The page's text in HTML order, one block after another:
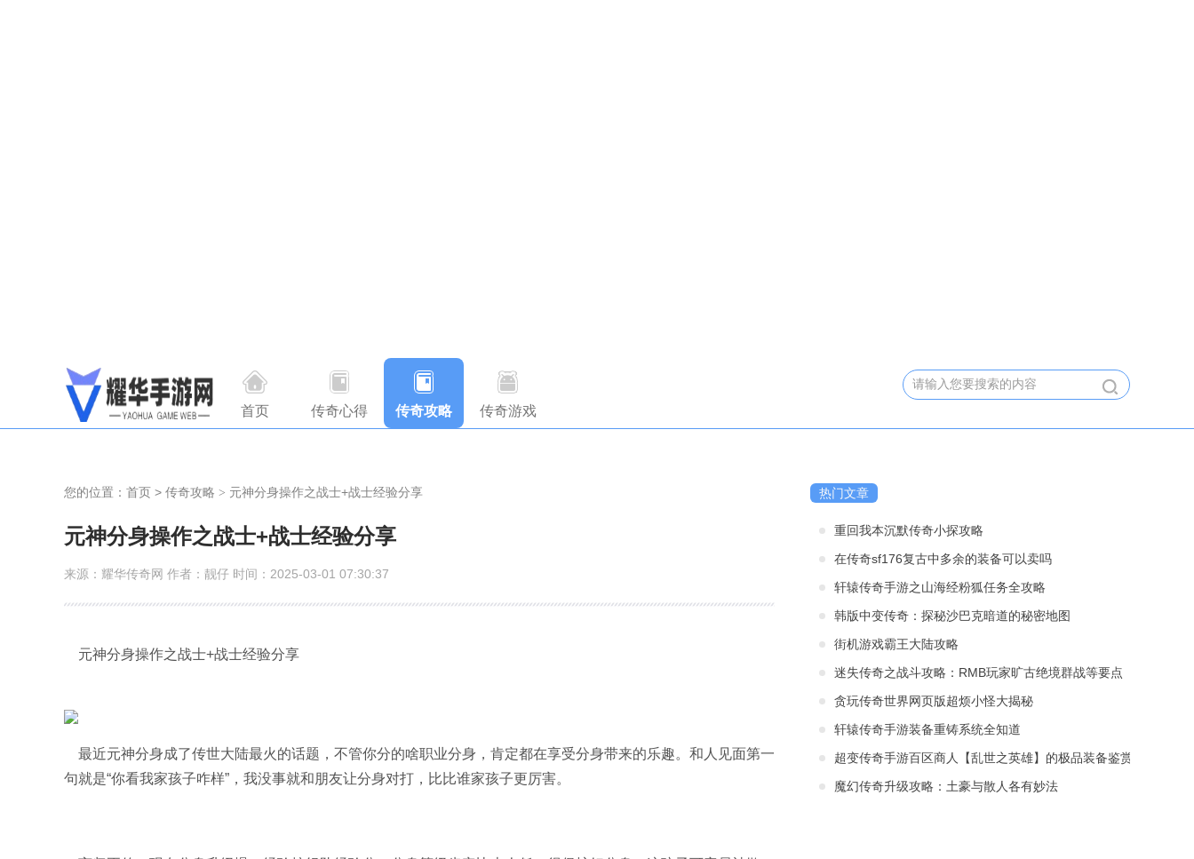
首页 传奇心得 传奇攻略 传奇游戏
您的位置： 首页 > 传奇攻略 > 元神分身操作之战士+战士经验分享
元神分身操作之战士+战士经验分享
来源：耀华传奇网 作者：靓仔 时间：2025-03-01 07:30:37
元神分身操作之战士+战士经验分享
最近元神分身成了传世大陆最火的话题，不管你分的啥职业分身，肯定都在享受分身带来的乐趣。和人见面第一
句就是“你看我家孩子咋样”，我没事就和朋友让分身对打，比比谁家孩子更厉害。
热门文章
重回我本沉默传奇小探攻略
在传奇sf176复古中多余的装备可以卖吗
轩辕传奇手游之山海经粉狐任务全攻略
韩版中变传奇：探秘沙巴克暗道的秘密地图
街机游戏霸王大陆攻略
迷失传奇之战斗攻略：RMB玩家旷古绝境群战等要点
贪玩传奇世界网页版超烦小怪大揭秘
轩辕传奇手游装备重铸系统全知道
超变传奇手游百区商人【乱世之英雄】的极品装备鉴赏
魔幻传奇升级攻略：土豪与散人各有妙法